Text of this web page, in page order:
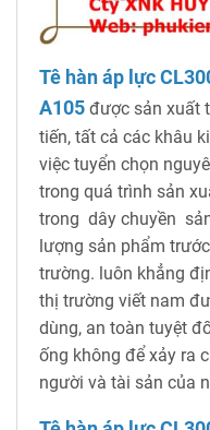
Tê hàn áp lực
A105 được sản xuất
tiến, tất cả các khâu
việc tuyển chọn
trong quá trình sản
trong dây chuyền
lượng sản phẩm
trường. luôn khẳng
thị trường viết nam
dùng, an toàn tuyệt
ống không để xảy ra
người và tài sản của